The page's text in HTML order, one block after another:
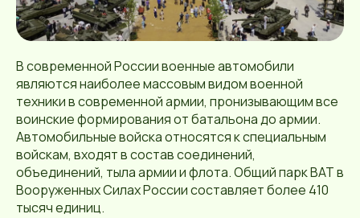
В современной России военные автомобили
являются наиболее массовым видом военной
техники в современной армии, пронизывающим все
воинские формирования от батальона до армии.
Автомобильные войска относятся к специальным
войскам, входят в состав соединений,
объединений, тыла армии и флота. Общий парк ВАТ в
Вооруженных Силах России составляет более 410
тысяч единиц.